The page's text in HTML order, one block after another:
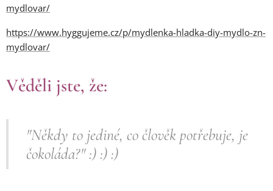
mydlovar/
https://www.hyggujeme.cz/p/mydlenka-hladka-diy-mydlo-zn-
mydlovar/
Věděli jste, že:
"Někdy to jediné, co člověk potřebuje, je
čokoláda?" :) :) :)